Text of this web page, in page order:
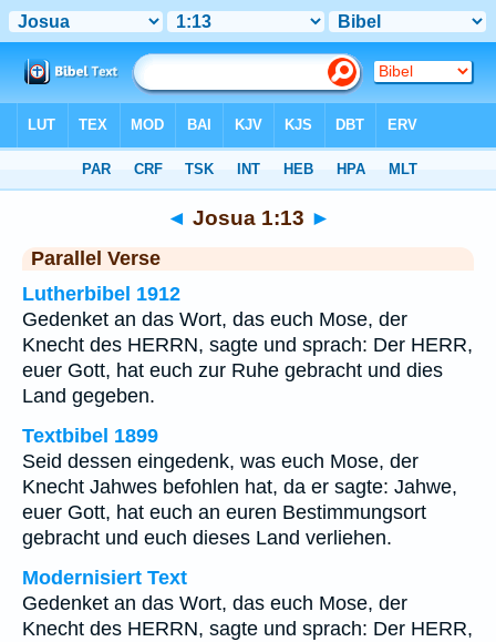
◄ Josua 1:13 ►
Parallel Verse
Lutherbibel 1912
Gedenket an das Wort, das euch Mose, der
Knecht des HERRN, sagte und sprach: Der HERR,
euer Gott, hat euch zur Ruhe gebracht und dies
Land gegeben.
Textbibel 1899
Seid dessen eingedenk, was euch Mose, der
Knecht Jahwes befohlen hat, da er sagte: Jahwe,
euer Gott, hat euch an euren Bestimmungsort
gebracht und euch dieses Land verliehen.
Modernisiert Text
Gedenket an das Wort, das euch Mose, der
Knecht des HERRN, sagte und sprach: Der HERR,